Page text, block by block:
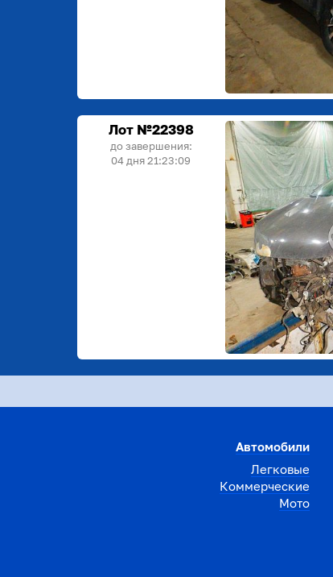
Лот №22398
до завершения:
04 дня 21:23:09
Автомобили
Легковые
Коммерческие
Мото